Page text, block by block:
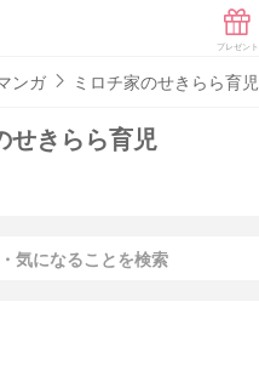
ンガ ミロチ家のせきらら育児
せきらら育児